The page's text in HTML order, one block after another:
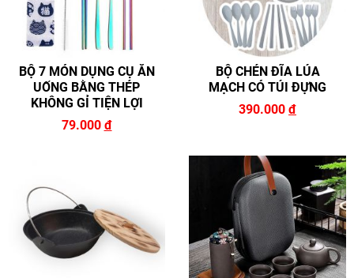
BỘ 7 MÓN DỤNG CỤ ĂN
UỐNG BẰNG THÉP
KHÔNG GỈ TIỆN LỢI
79.000 đ
BỘ CHÉN ĐĨA LÚA
MẠCH CÓ TÚI ĐỰNG
390.000 đ